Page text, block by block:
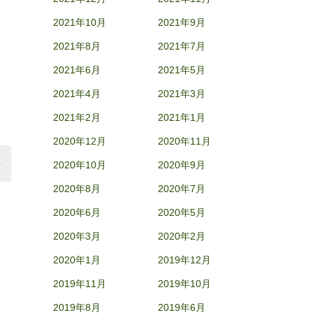
2021年10月 2021年9月
2021年8月 2021年7月
2021年6月 2021年5月
2021年4月 2021年3月
2021年2月 2021年1月
2020年12月 2020年11月
2020年10月 2020年9月
2020年8月 2020年7月
2020年6月 2020年5月
2020年3月 2020年2月
2020年1月 2019年12月
2019年11月 2019年10月
2019年8月 2019年6月